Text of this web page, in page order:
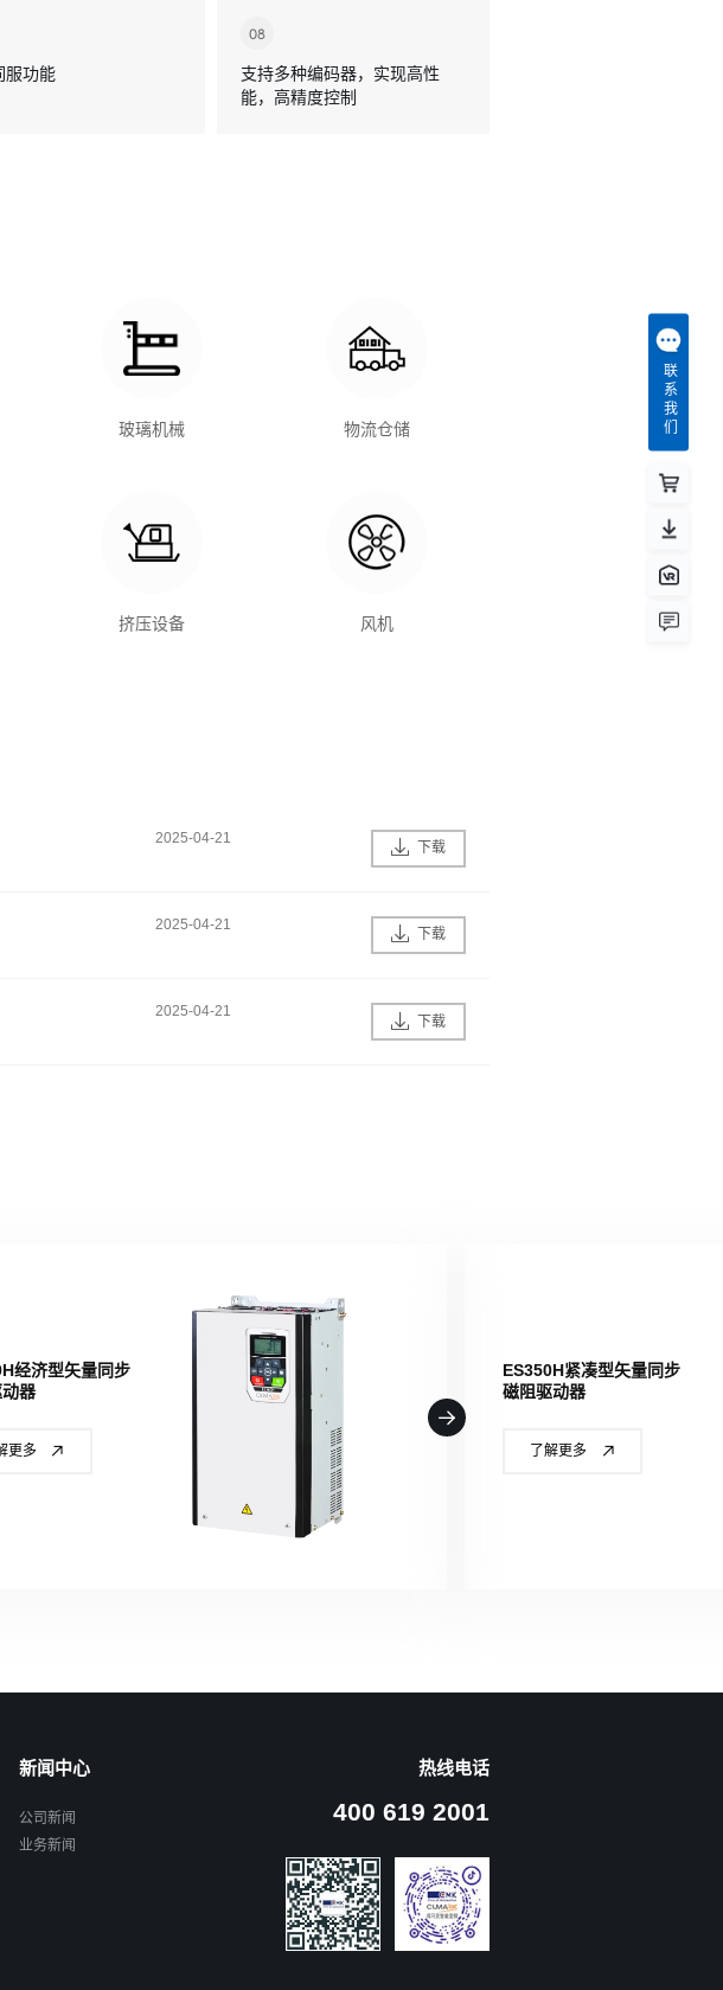
服功能
08
支持多种编码器，实现高性
能，高精度控制
玻璃机械 物流仓储
挤压设备 风机
2025-04-21
下载
2025-04-21
下载
2025-04-21
下载
经济型矢量同步
器
更多
ES350H紧凑型矢量同步
磁阻驱动器
了解更多
联系我们
新闻中心
公司新闻
业务新闻
热线电话
400 619 2001